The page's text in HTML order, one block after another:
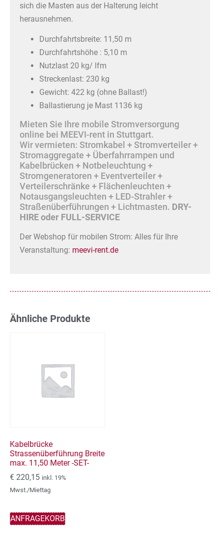
sich die Masten aus der Halterung leicht
herausnehmen.
Durchfahrtsbreite: 11,50 m
Durchfahrtshöhe : 5,10 m
Nutzlast 20 kg/ lfm
Streckenlast: 230 kg
Gewicht: 422 kg (ohne Ballast!)
Ballastierung je Mast 1136 kg
Mieten Sie Ihre mobile Stromversorgung
online bei MEEVI-rent in Stuttgart.
Wir vermieten: Stromkabel + Stromverteiler +
Stromaggregate + Überfahrrampen und
Kabelbrücken + Notbeleuchtung +
Stromgeneratoren + Eventverteiler +
Verteilerschränke + Flächenleuchten +
Notausgangsleuchten + LED-Strahler +
Straßenüberführungen + Lichtmasten. DRY-
HIRE oder FULL-SERVICE
Der Webshop für mobilen Strom: Alles für Ihre
Veranstaltung: meevi-rent.de
Ähnliche Produkte
Kabelbrücke
Strassenüberführung Breite
max. 11,50 Meter -SET-
€ 220,15 inkl. 19%
Mwst./Miettag
ANFRAGEKORB